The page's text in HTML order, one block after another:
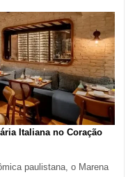
Como
Escolher
o
Forno
Ideal
para
sua
Pizzaria
Italiana no Coração
paulistana, o Marena